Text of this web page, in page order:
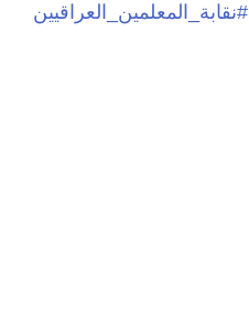
#نقابة_المعلمين_العراقيين